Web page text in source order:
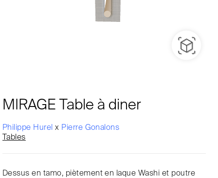
MIRAGE Table à diner
Philippe Hurelx Pierre Gonalons
Tables
Dessus en tamo, piètement en laque Washi et poutre